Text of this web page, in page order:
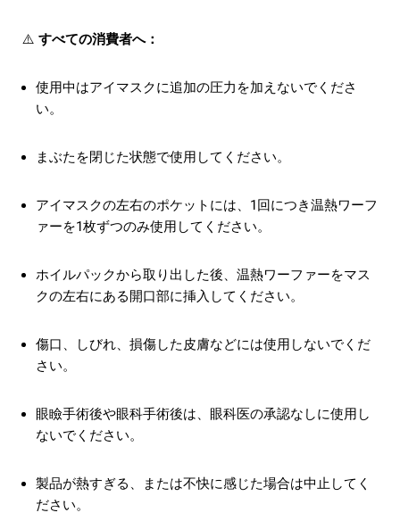
⚠️ すべての消費者へ：
使用中はアイマスクに追加の圧力を加えないでくださ
い。
まぶたを閉じた状態で使用してください。
アイマスクの左右のポケットには、1回につき温熱ワーフ
ァーを1枚ずつのみ使用してください。
ホイルパックから取り出した後、温熱ワーファーをマス
クの左右にある開口部に挿入してください。
傷口、しびれ、損傷した皮膚などには使用しないでくだ
さい。
眼瞼手術後や眼科手術後は、眼科医の承認なしに使用し
ないでください。
製品が熱すぎる、または不快に感じた場合は中止してく
ださい。